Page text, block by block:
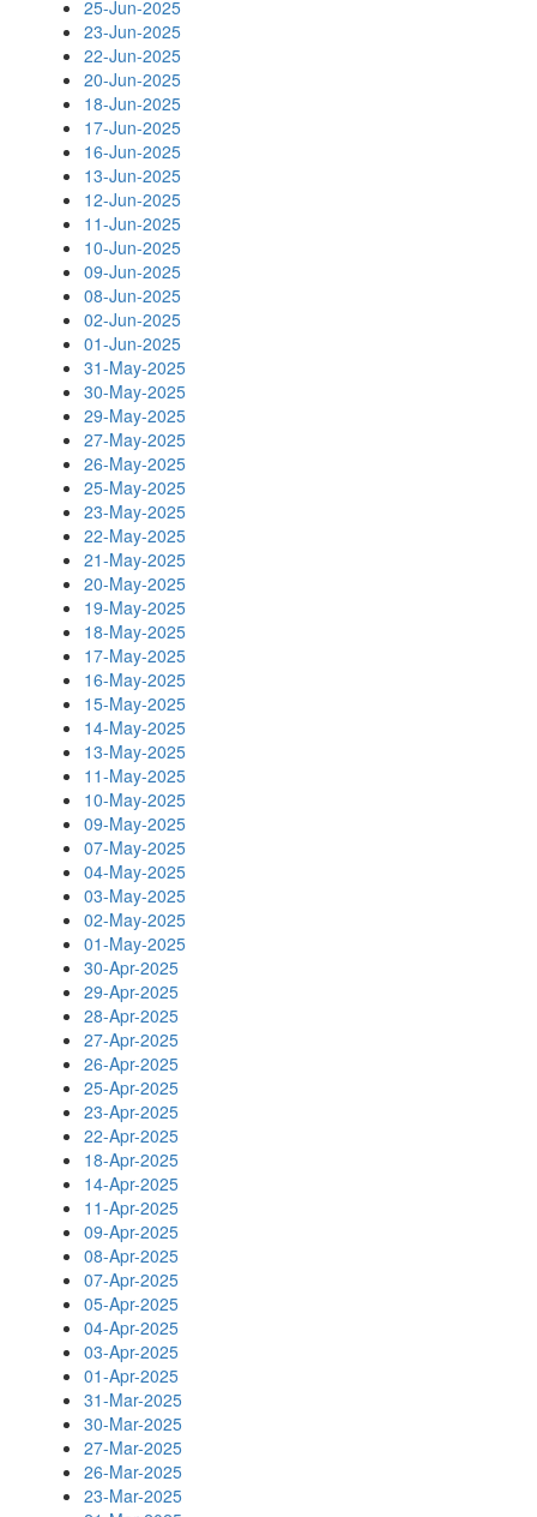
25-Jun-2025
23-Jun-2025
22-Jun-2025
20-Jun-2025
18-Jun-2025
17-Jun-2025
16-Jun-2025
13-Jun-2025
12-Jun-2025
11-Jun-2025
10-Jun-2025
09-Jun-2025
08-Jun-2025
02-Jun-2025
01-Jun-2025
31-May-2025
30-May-2025
29-May-2025
27-May-2025
26-May-2025
25-May-2025
23-May-2025
22-May-2025
21-May-2025
20-May-2025
19-May-2025
18-May-2025
17-May-2025
16-May-2025
15-May-2025
14-May-2025
13-May-2025
11-May-2025
10-May-2025
09-May-2025
07-May-2025
04-May-2025
03-May-2025
02-May-2025
01-May-2025
30-Apr-2025
29-Apr-2025
28-Apr-2025
27-Apr-2025
26-Apr-2025
25-Apr-2025
23-Apr-2025
22-Apr-2025
18-Apr-2025
14-Apr-2025
11-Apr-2025
09-Apr-2025
08-Apr-2025
07-Apr-2025
05-Apr-2025
04-Apr-2025
03-Apr-2025
01-Apr-2025
31-Mar-2025
30-Mar-2025
27-Mar-2025
26-Mar-2025
23-Mar-2025